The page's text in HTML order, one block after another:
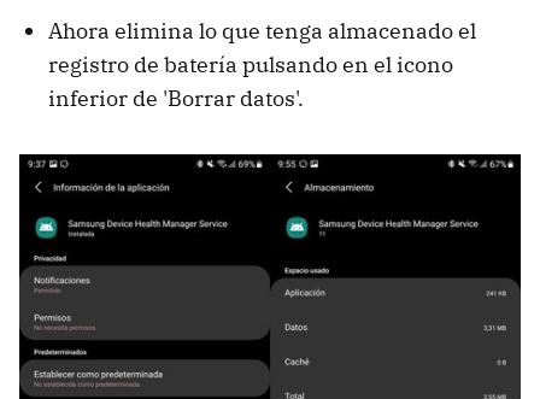
Ahora elimina lo que tenga almacenado el
registro de batería pulsando en el icono
inferior de 'Borrar datos'.